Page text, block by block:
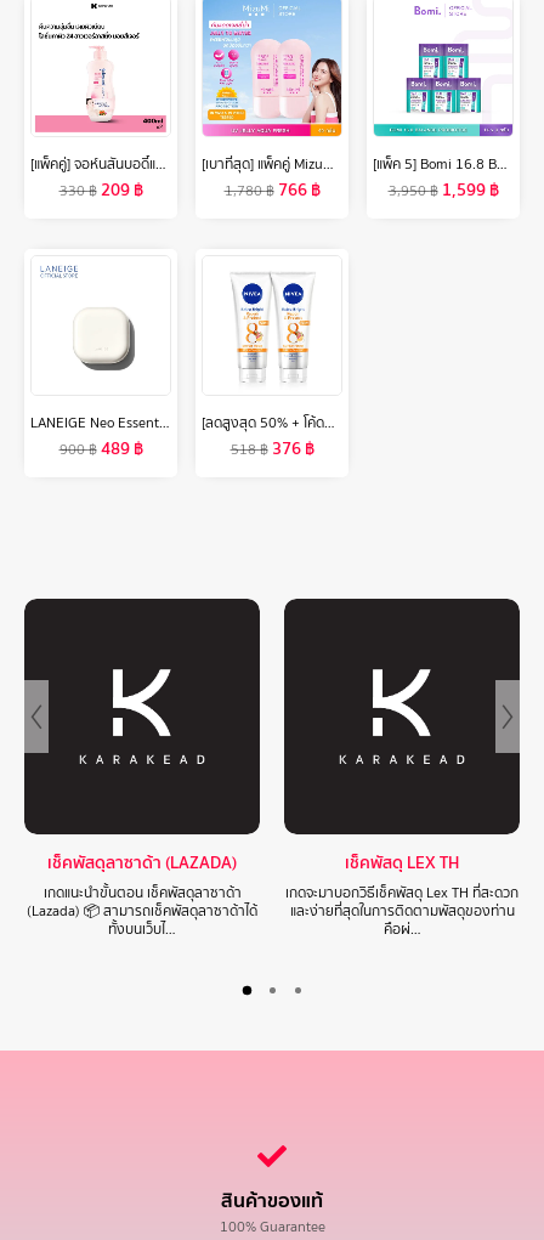
[แพ็คคู่] จอห์นสันบอดี้แคร์ โลชั่นทาผิว 24 ฮาวเวอร์ลาสติ้ง มอยส์เจอร์ 400 มล. x 2 Johnson Body Care 24 Hour Lasting Moisture Lotion 400 ml. x 2
330฿209฿
[เบาที่สุด] แพ็คคู่ MizuMi UV Jelly Aqua Fresh 40g กันแดดเนื้อเจลลี่น้ำ เบา เกลี่ยง่าย ผิวฉ่ำโกลว์ ปกป้องสูงสุด
1,780฿ 766฿
[แพ็ค 5] Bomi 16.8 Balance Probiotics (14 x 3g) โบมิ โพรไบโอติกส์ พร้อมทาน
3,950฿ 1,599฿
LANEIGE Neo Essential Blurring Finish Powder 7g แป้งฝุ่นเซ็ตเมคอัพ ช่วยเบลอผิวและปรับผิวให้เรียบเนียน
900฿489฿
[ลดสูงสุด 50% + โค้ดลดเพิ่ม 20%]นีเวียเอ็กซ์ตร้า ไบรท์ รีแพร์ แอนด์ โพรเทค เอสพีเอฟ50 พีเอ+++ บอดี้ เซรั่ม 320มล. 2 ชิ้น NIVEA
518฿ 376฿
เช็คพัสดุลาซาด้า (LAZADA)
เกดแนะนำขั้นตอน เช็คพัสดุลาซาด้า
(Lazada) 📦 สามารถเช็คพัสดุลาซาด้าได้
ทั้งบนเว็บไ…
เช็คพัสดุ LEX TH
เกดจะมาบอกวิธีเช็คพัสดุ Lex TH ที่สะดวก
และง่ายที่สุดในการติดตามพัสดุของท่าน
คือผ่…
สินค้าของแท้
100% Guarantee